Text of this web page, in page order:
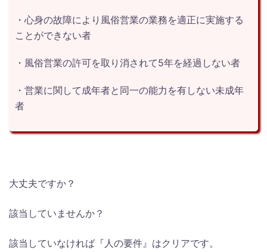
・心身の故障により風俗営業の業務を適正に実施する
ことができない者
・風俗営業の許可を取り消されて5年を経過しない者
・営業に関して成年者と同一の能力を有しない未成年
者
大丈夫ですか？
該当していませんか？
該当していなければ『人の要件』はクリアです。